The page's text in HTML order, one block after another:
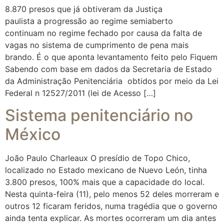
8.870 presos que já obtiveram da Justiça
paulista a progressão ao regime semiaberto
continuam no regime fechado por causa da falta de
vagas no sistema de cumprimento de pena mais
brando. É o que aponta levantamento feito pelo Fiquem
Sabendo com base em dados da Secretaria de Estado
da Administração Penitenciária obtidos por meio da Lei
Federal n 12527/2011 (lei de Acesso […]
Sistema penitenciário no
México
João Paulo Charleaux O presídio de Topo Chico,
localizado no Estado mexicano de Nuevo León, tinha
3.800 presos, 100% mais que a capacidade do local.
Nesta quinta-feira (11), pelo menos 52 deles morreram e
outros 12 ficaram feridos, numa tragédia que o governo
ainda tenta explicar. As mortes ocorreram um dia antes